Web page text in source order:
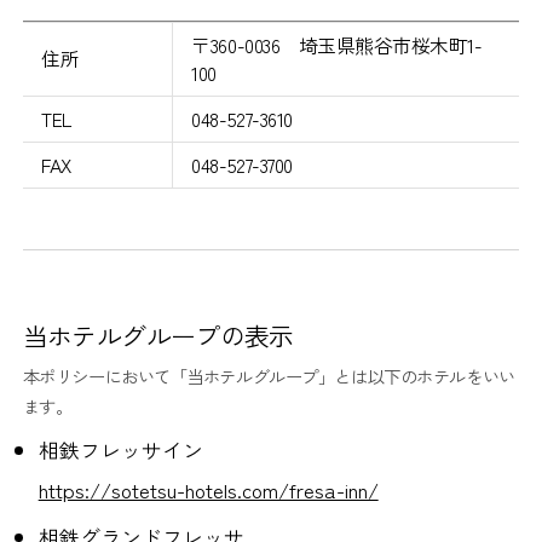
住所
〒360-0036 埼玉県熊谷市桜木町1-
100
TEL
048-527-3610
FAX
048-527-3700
当ホテルグループの表示
本ポリシーにおいて「当ホテルグループ」とは以下のホテルをいい
ます。
相鉄フレッサイン
https://sotetsu-hotels.com/fresa-inn/